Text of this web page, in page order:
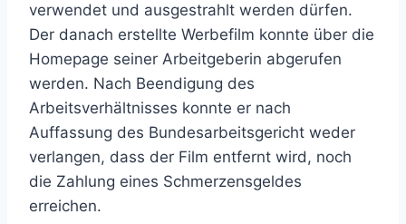
verwendet und ausgestrahlt werden dürfen.
Der danach erstellte Werbefilm konnte über die
Homepage seiner Arbeitgeberin abgerufen
werden. Nach Beendigung des
Arbeitsverhältnisses konnte er nach
Auffassung des Bundesarbeitsgericht weder
verlangen, dass der Film entfernt wird, noch
die Zahlung eines Schmerzensgeldes
erreichen.